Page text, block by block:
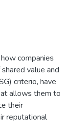
companies
value and
criterio, have
allows them to
their
reputational